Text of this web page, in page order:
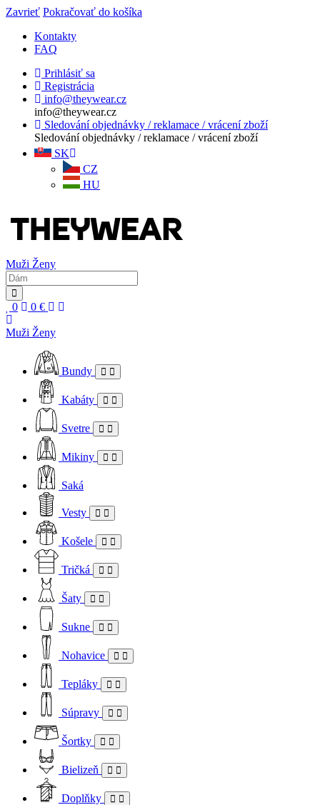
Zavrieť Pokračovať do košíka
Kontakty
FAQ
Prihlásiť sa
Registrácia
info@theywear.cz
info@theywear.cz
Sledování objednávky / reklamace / vrácení zboží
Sledování objednávky / reklamace / vrácení zboží
SK
CZ
HU
Muži Ženy
0 0 €
Muži Ženy
Bundy
Kabáty
Svetre
Mikiny
Saká
Vesty
Košele
Tričká
Šaty
Sukne
Nohavice
Tepláky
Súpravy
Šortky
Bielizeň
Doplňky